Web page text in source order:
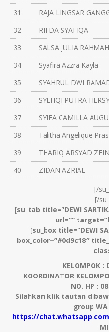
31
RAJA LINGSAR
32
RIFDA SYAFIQA
33
SALSA JULIA RAHMAH
34
Syafira Azzra Kayla
35
SYAHRUL DWI
36
SYEHQI PUTRA
37
SYIFA CAMILLA
38
Talitha Angelique
39
THARIQ ARSYAD ZEIN
40
ZIDAN AZRIAL
[/
[/
[su_tab title=”DEWI
url=””
[su_box title=”DEWI
box_color=”#0d9c18″
KELOMPOK :
KOORDINATOR
NO. HP :
Silahkan klik tautan
group
https://chat.whatsapp.com/